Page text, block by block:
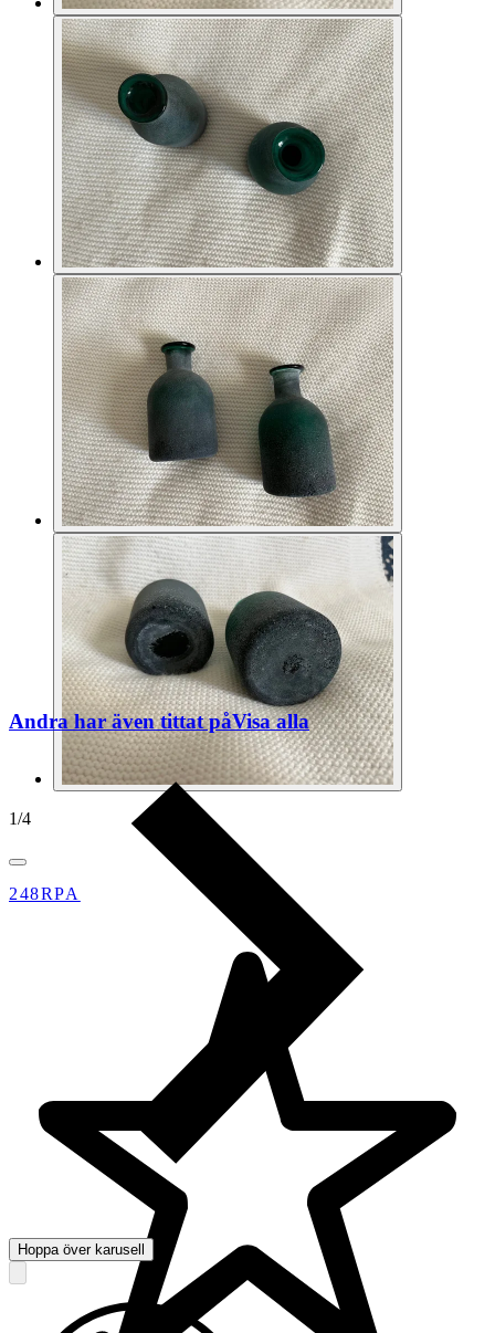
1/4
248RPA
Andra har även tittat påVisa alla
Hoppa över karusell